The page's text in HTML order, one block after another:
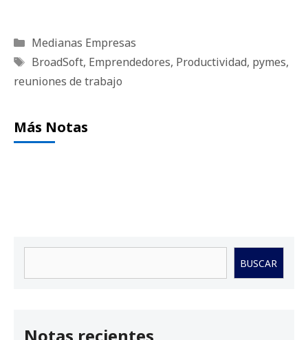
Categorías
Medianas Empresas
Etiquetas
BroadSoft, Emprendedores, Productividad, pymes,
reuniones de trabajo
Más Notas
BUSCAR